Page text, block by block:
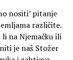
nositi’ pitanje
različite.
na Njemačku ili
je naš Stožer